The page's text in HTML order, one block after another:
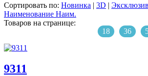
Сортировать по: Новинка | 3D | Эксклюзив
Наименование Наим.
Товаров на странице:
18
36
9311